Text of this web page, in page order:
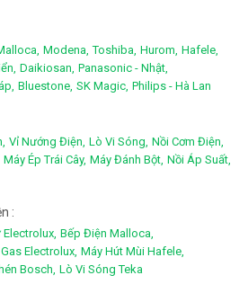
Modena, Toshiba, Hurom, Hafele,
Daikiosan, Panasonic - Nhật,
Bluestone, SK Magic, Philips - Hà Lan
Vỉ Nướng Điện, Lò Vi Sóng, Nồi Cơm Điện,
Máy Ép Trái Cây, Máy Đánh Bột, Nồi Áp Suất,
:
Bếp Điện Malloca,
Electrolux, Máy Hút Mùi Hafele,
Bosch, Lò Vi Sóng Teka